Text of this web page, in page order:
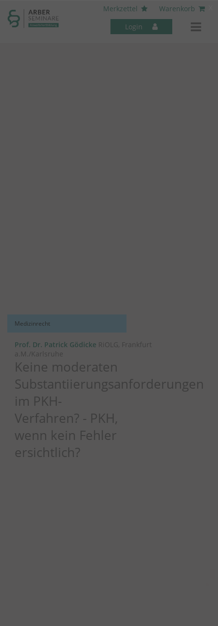
Merkzettel
Warenkorb
Login
Medizinrecht
Prof. Dr. Patrick Gödicke RiOLG, Frankfurt
a.M./Karlsruhe
Keine moderaten
Substantiierungsanforderungen
im PKH-
Verfahren? - PKH,
wenn kein Fehler
ersichtlich?